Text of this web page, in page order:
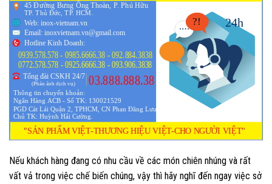
Nếu khách hàng đang có nhu cầu về các món chiên nhúng và rất
vất vả trong việc chế biến chúng, vậy thì hãy nghĩ đến ngay việc sở